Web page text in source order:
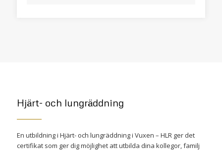
Hjärt- och lungräddning
En utbildning i Hjärt- och lungräddning i Vuxen – HLR ger det
certifikat som ger dig möjlighet att utbilda dina kollegor, familj